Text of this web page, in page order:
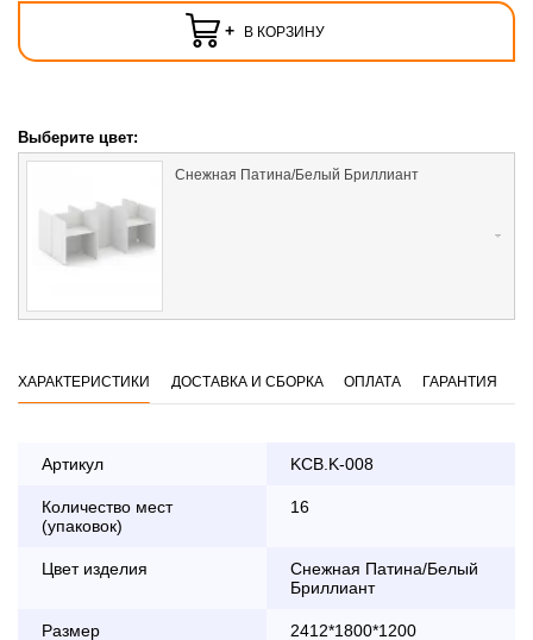
+ В КОРЗИНУ
Выберите цвет:
Снежная Патина/Белый Бриллиант
ХАРАКТЕРИСТИКИ ДОСТАВКА И СБОРКА ОПЛАТА ГАРАНТИЯ
Артикул KCB.K-008
Количество мест
(упаковок)
16
Цвет изделия
Снежная Патина/Белый
Бриллиант
Размер 2412*1800*1200
По Москве в пределах МКАД осуществляется в будние
заказа банковской картой